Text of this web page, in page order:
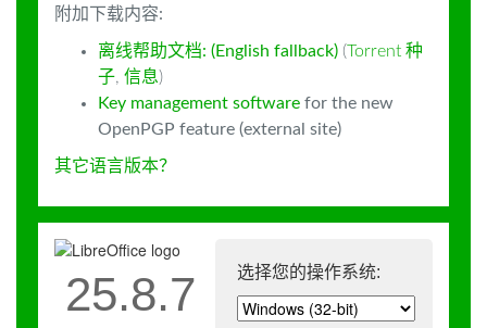
附加下载内容:
离线帮助文档: (English fallback) (Torrent 种
子, 信息)
Key management software for the new
OpenPGP feature (external site)
其它语言版本？
选择您的操作系统:
25.8.7